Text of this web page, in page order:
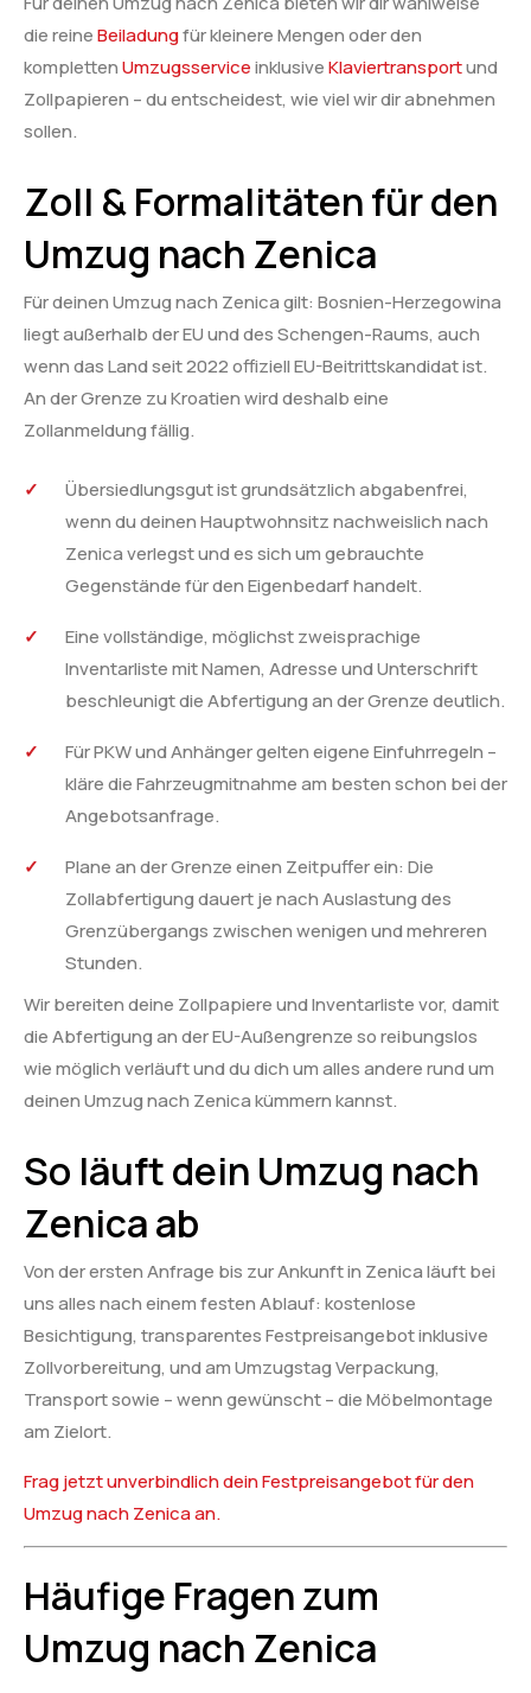
die reineBeiladungfür kleinere Mengen oder den
komplettenUmzugsserviceinklusiveKlaviertransportund
Zollpapieren – du entscheidest, wie viel wir dir abnehmen
sollen.
Zoll & Formalitäten für den
Umzug nach Zenica
Für deinen Umzug nach Zenica gilt: Bosnien-Herzegowina
liegt außerhalb der EU und des Schengen-Raums, auch
wenn das Land seit 2022 offiziell EU-Beitrittskandidat ist.
An der Grenze zu Kroatien wird deshalb eine
Zollanmeldung fällig.
Übersiedlungsgut ist grundsätzlich abgabenfrei,
wenn du deinen Hauptwohnsitz nachweislich nach
Zenica verlegst und es sich um gebrauchte
Gegenstände für den Eigenbedarf handelt.
Eine vollständige, möglichst zweisprachige
Inventarliste mit Namen, Adresse und Unterschrift
beschleunigt die Abfertigung an der Grenze deutlich.
Für PKW und Anhänger gelten eigene Einfuhrregeln –
kläre die Fahrzeugmitnahme am besten schon bei der
Angebotsanfrage.
Plane an der Grenze einen Zeitpuffer ein: Die
Zollabfertigung dauert je nach Auslastung des
Grenzübergangs zwischen wenigen und mehreren
Stunden.
Wir bereiten deine Zollpapiere und Inventarliste vor, damit
die Abfertigung an der EU-Außengrenze so reibungslos
wie möglich verläuft und du dich um alles andere rund um
deinen Umzug nach Zenica kümmern kannst.
So läuft dein Umzug nach
Zenica ab
Von der ersten Anfrage bis zur Ankunft in Zenica läuft bei
uns alles nach einem festen Ablauf: kostenlose
Besichtigung, transparentes Festpreisangebot inklusive
Zollvorbereitung, und am Umzugstag Verpackung,
Transport sowie – wenn gewünscht – die Möbelmontage
am Zielort.
Frag jetzt unverbindlich dein Festpreisangebot für den
Umzug nach Zenica an.
Häufige Fragen zum
Umzug nach Zenica